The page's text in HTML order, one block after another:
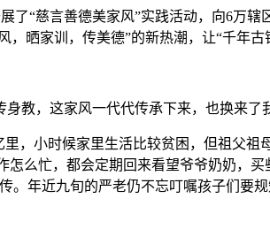
“慈言善德美家风”实践活动，向6万辖
晒家训，传美德”的新热潮，让“千年古
，这家风一代代传承下来，也换来了
小时候家里生活比较贫困，但祖父祖
么忙，都会定期回来看望爷爷奶奶，买
。年近九旬的严老仍不忘叮嘱孩子们要